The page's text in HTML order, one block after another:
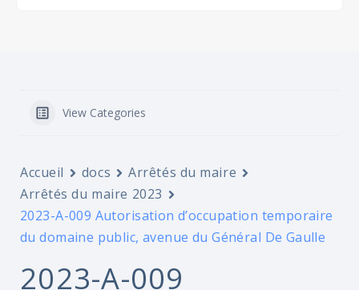
View Categories
Accueil docs
Arrêtés du maire
Arrêtés du maire 2023
2023-A-009 Autorisation d’occupation temporaire
du domaine public, avenue du Général De Gaulle
2023-A-009